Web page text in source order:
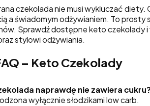
czekolada nie musi wykluczać
a świadomym odżywianiem. To
Sprawdź dostępne keto czekolady
stylowi odżywiania.
– Keto Czekolady
naprawdę nie zawiera cukru?
wyłącznie słodzikami low carb.